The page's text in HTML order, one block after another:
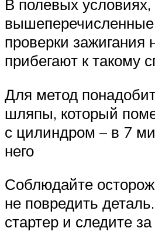
В полевых условиях,
проверки зажигания
прибегают к такому
Для метод
шляпы, который
с цилиндром – в 7
него
Соблюдайте
не повредить
стартер и следите